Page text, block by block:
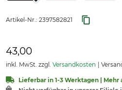
Artikel-Nr.: 2397582821
43,00
inkl. MwSt. zzgl. Versandkosten
Lieferbar in 1-3 Werktagen | Mehr